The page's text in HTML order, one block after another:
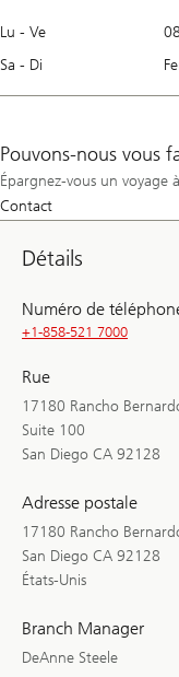
Lu - Ve
Sa - Di
Pouvons-nous vous
Épargnez-vous un voyage
Contact
Détails
Numéro de
+1-858-521 7000
Rue
17180 Rancho
Suite 100
San Diego CA 92128
Adresse postale
17180 Rancho
San Diego CA 92128
États-Unis
Branch Manager
DeAnne Steele